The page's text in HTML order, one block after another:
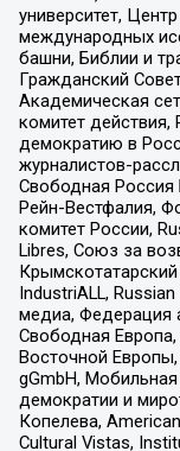
университет,
международных
башни, Библии и
Гражданский
Академическая
комитет
демократию в
журналистов-
Свободная Россия
Рейн-Вестфалия,
комитет России,
Libres, Союз за
IndustriALL,
медиа, Федерация
Свободная
Восточной
gGmbH,
демократии и
Копелева,
Cultural Vistas,